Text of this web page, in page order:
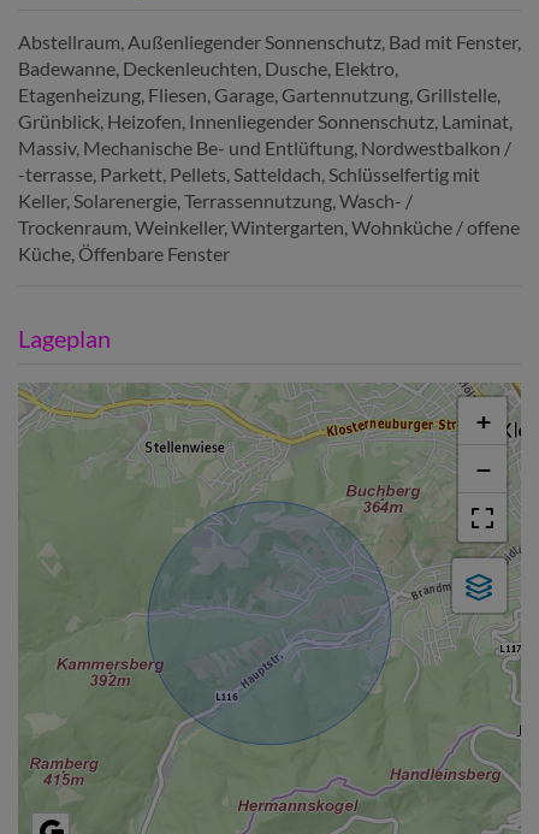
Abstellraum Außenliegender Sonnenschutz Bad mit Fenster
Badewanne Deckenleuchten Dusche Elektro
Etagenheizung Fliesen Garage Gartennutzung Grillstelle
Grünblick Heizofen Innenliegender Sonnenschutz Laminat
Massiv Mechanische Be- und Entlüftung Nordwestbalkon /
-terrasse Parkett Pellets Satteldach Schlüsselfertig mit
Keller Solarenergie Terrassennutzung Wasch- /
Trockenraum Weinkeller Wintergarten Wohnküche / offene
Küche Öffenbare Fenster
Lageplan
+
−